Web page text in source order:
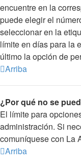
encuentre en la
puede elegir el
seleccionar en la
límite en días para la
último la opción de
Arriba
¿Por qué no se
El límite para
administración. Si
comuníquese con La
Arriba